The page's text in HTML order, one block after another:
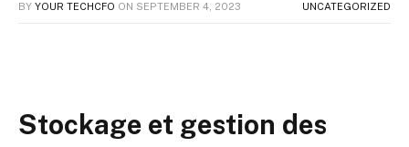
BY YOUR TECHCFO ON SEPTEMBER 4, 2023 UNCATEGORIZED
Stockage et gestion des